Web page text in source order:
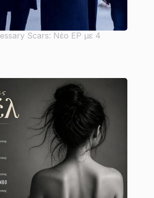
Scars: Νέο EP με 4